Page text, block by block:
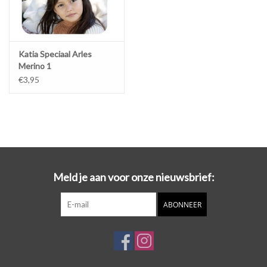
- Gewicht: 50g
wasdroger.
Katia Speciaal Arles
Merino 1
€3,95
Meld je aan voor onze nieuwsbrief:
ABONNEER